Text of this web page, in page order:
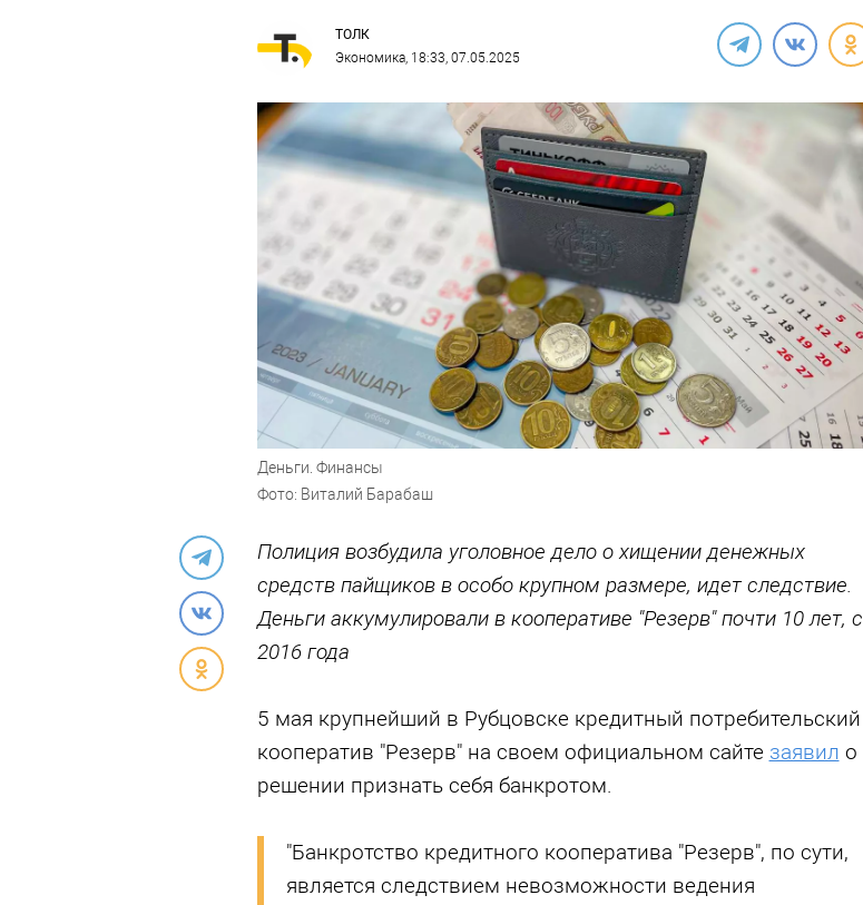
ТОЛК
Экономика, 18:33, 07.05.2025
Деньги. Финансы
Фото: Виталий Барабаш
Полиция возбудила уголовное дело о хищении денежных
средств пайщиков в особо крупном размере, идет следствие.
Деньги аккумулировали в кооперативе "Резерв" почти 10 лет, с
2016 года
5 мая крупнейший в Рубцовске кредитный потребительский
кооператив "Резерв" на своем официальном сайте заявил о
решении признать себя банкротом.
"Банкротство кредитного кооператива "Резерв", по сути,
является следствием невозможности ведения